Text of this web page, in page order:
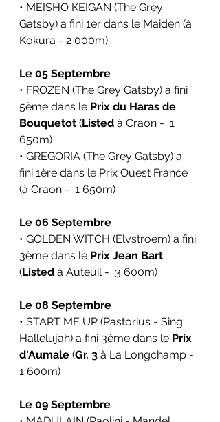
• MEISHO KEIGAN (The Grey
Gatsby) a fini 1er dans le Maiden (à
Kokura - 2 000m)
Le 05 Septembre
• FROZEN (The Grey Gatsby) a fini
5ème dans le Prix du Haras de
Bouquetot (Listed à Craon -  1
650m)
• GREGORIA (The Grey Gatsby) a
fini 1ère dans le Prix Ouest France
(à Craon -  1 650m)
Le 06 Septembre
• GOLDEN WITCH (Elvstroem) a fini
3ème dans le Prix Jean Bart
(Listed à Auteuil -  3 600m)
Le 08 Septembre
• START ME UP (Pastorius - Sing
Hallelujah) a fini 3ème dans le Prix
d'Aumale (Gr. 3 à La Longchamp -
1 600m)
Le 09 Septembre